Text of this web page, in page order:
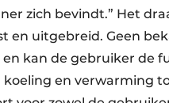
zich bevindt.” Het
en uitgebreid. Geen
kan de gebruiker de
en verwarming